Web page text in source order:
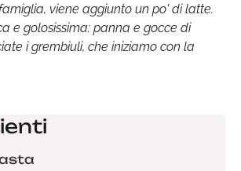
viene aggiunto un po' di latte.
e golosissima: panna e gocce di
i grembiuli, che iniziamo con la